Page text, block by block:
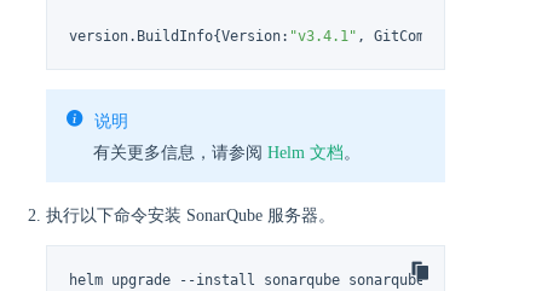
version.BuildInfo{Version: "v3.4.1" , GitCommit:
说明
有关更多信息，请参阅 Helm 文档。
执行以下命令安装 SonarQube 服务器。
helm upgrade --install sonarqube sonarqube --repo